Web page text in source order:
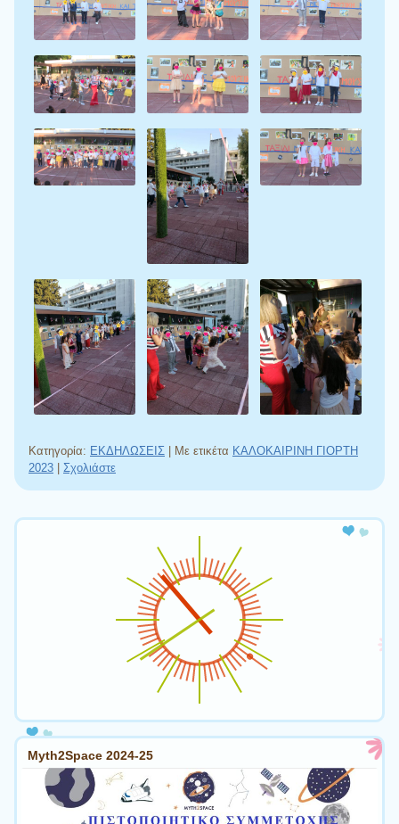
Κατηγορία: ΕΚΔΗΛΩΣΕΙΣ | Με ετικέτα ΚΑΛΟΚΑΙΡΙΝΗ ΓΙΟΡΤΗ
2023 | Σχολιάστε
Πλοήγηση άρθρων
Myth2Space 2024-25